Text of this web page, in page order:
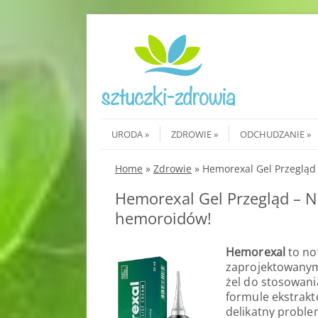
Menu
URODA ZDROWIE ODCHUDZANIE
Home » Zdrowie » Hemorexal Gel
Hemorexal Gel Przegląd –
hemoroidów!
Hemorexal to
żel do
formule
delikatny